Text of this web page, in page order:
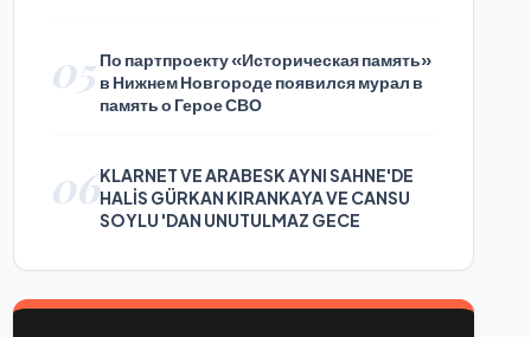
05 По партпроекту «Историческая память»
в Нижнем Новгороде появился мурал в
память о Герое СВО
06KLARNET VE ARABESK AYNI SAHNE'DE
HALİS GÜRKAN KIRANKAYA VE CANSU
SOYLU 'DAN UNUTULMAZ GECE